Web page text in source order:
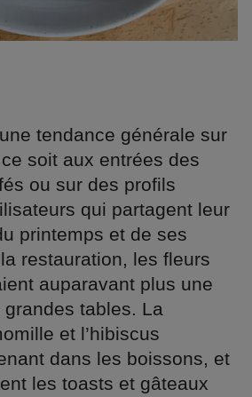
tendance générale sur
soit aux entrées des
ou sur des profils
qui partagent leur
printemps et de ses
restauration, les fleurs
auparavant plus une
tables. La
et l’hibiscus
dans les boissons, et
les toasts et gâteaux